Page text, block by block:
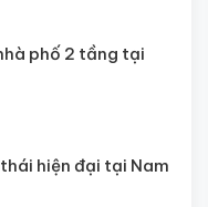
phố 2 tầng tại
hiện đại tại Nam